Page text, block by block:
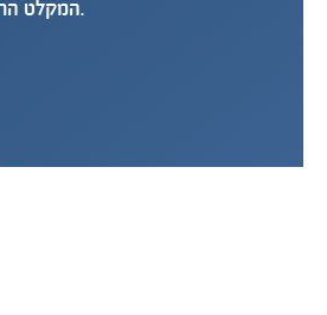
המקלט הרגשי והפיסי שלהם.